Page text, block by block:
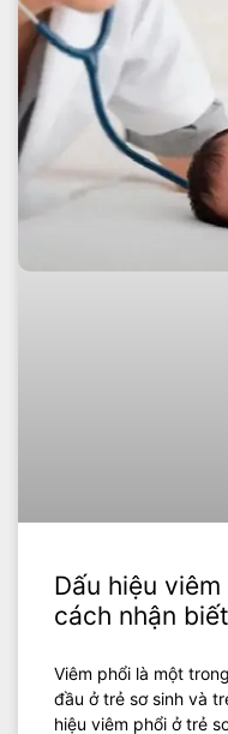
Dấu hiệu
cách nhận
Viêm phổi là một
đầu ở trẻ sơ sinh và
hiệu viêm phổi ở trẻ